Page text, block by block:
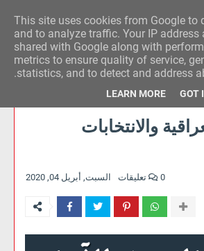
وكالة الحدث للآراء
والانتخابات
السبت, أبريل 04, 2020 0 تعليقات
This site uses cookies from Google to
and to analyze traffic. Your IP address
shared with Google along with
metrics to ensure quality of service,
statistics, and to detect and address
LEARN MORE GOT